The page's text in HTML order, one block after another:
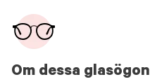
Om dessa glasögon